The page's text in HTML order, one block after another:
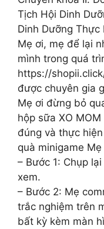
Tịch Hội Dinh
Dinh Dưỡng Thực
Mẹ ơi, mẹ để lại
mình trong quá
https://
được chuyên gia
Mẹ ơi đừng bỏ
hộp sữa XO
đúng và thực
quà minigame Mẹ
– Bước 1: Chụp
xem.
– Bước 2: Mẹ
trắc nghiệm trên
bất kỳ kèm màn